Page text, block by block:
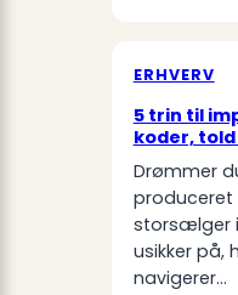
ERHVERV
5 trin til
koder,
Drømmer
storsælger i
usikker på,
navigerer…